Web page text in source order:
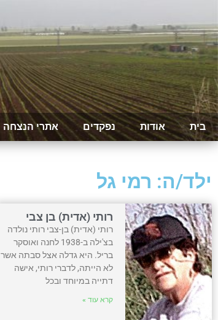
בית אודות נפקדים אתרי הנצחה
ילד/ה: רמי גל
רותי (אדית) בן צבי
רותי (אדית) בן-צבי רותי נולדה
בצ'ילה ב-1938 לחנה ואוסקר
בריל. היא גדלה אצל סבתה אשר
לא הייתה, לדברי רותי, אישה
דתייה במיוחד ובכל
קרא עוד »